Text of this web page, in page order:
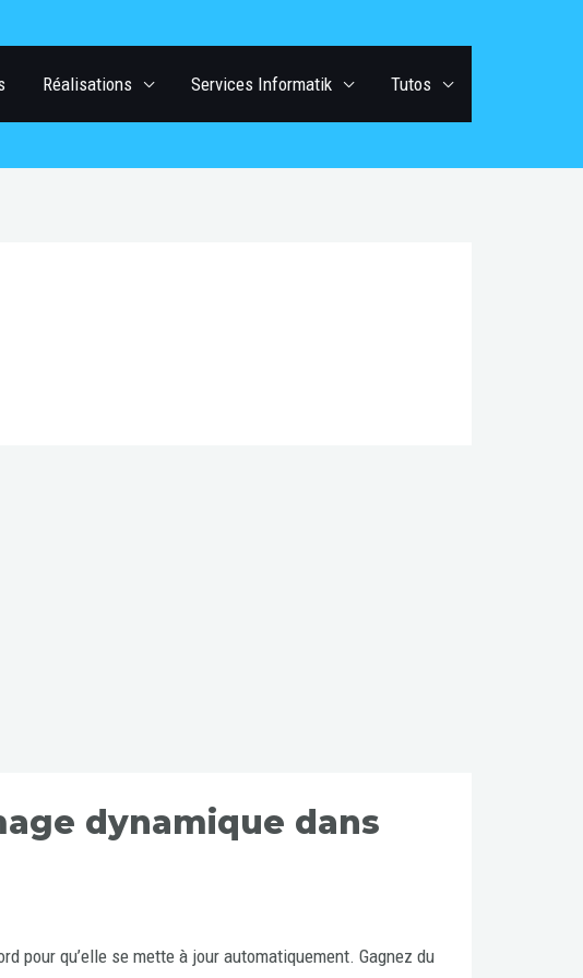
Réalisations Services Informatik Tutos
dynamique dans
pour qu’elle se mette à jour automatiquement. Gagnez du